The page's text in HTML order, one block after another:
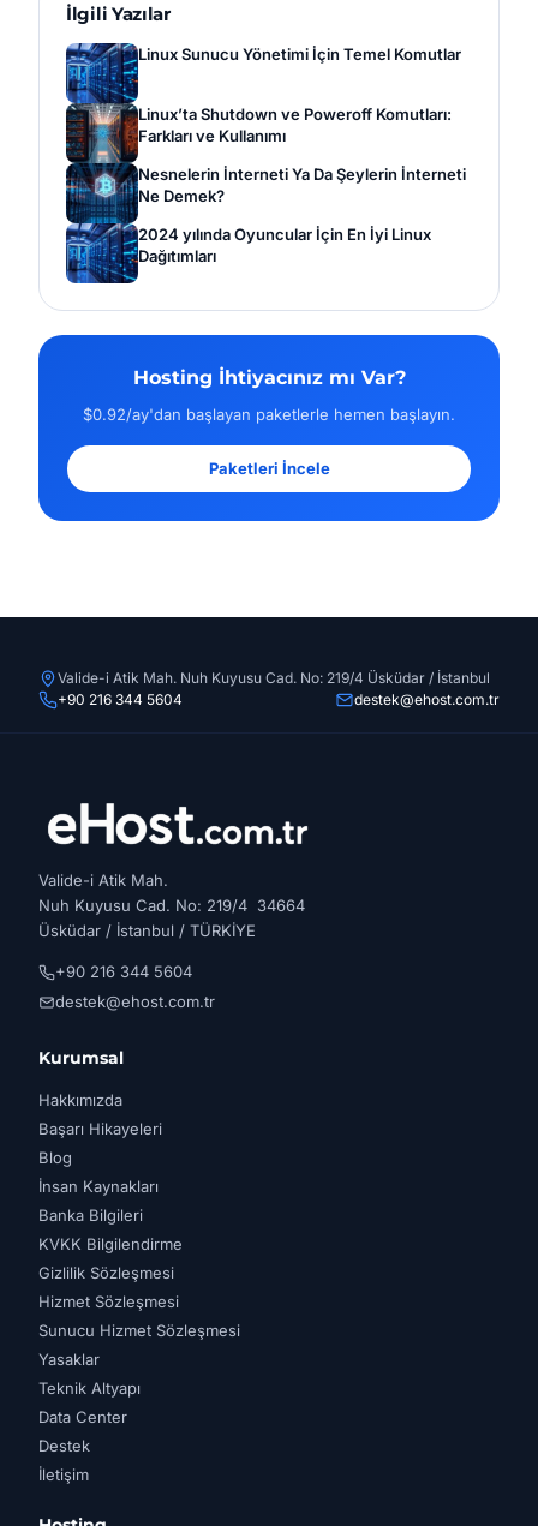
İlgili Yazılar
Linux Sunucu Yönetimi İçin Temel Komutlar
Linux’ta Shutdown ve Poweroff Komutları:
Farkları ve Kullanımı
Nesnelerin İnterneti Ya Da Şeylerin İnterneti
Ne Demek?
2024 yılında Oyuncular İçin En İyi Linux
Dağıtımları
Hosting İhtiyacınız mı Var?
$0.92/ay'dan başlayan paketlerle hemen başlayın.
Paketleri İncele
Valide-i Atik Mah. Nuh Kuyusu Cad. No: 219/4 Üsküdar / İstanbul
+90 216 344 5604
destek@ehost.com.tr
Valide-i Atik Mah.
Nuh Kuyusu Cad. No: 219/4 34664
Üsküdar / İstanbul / TÜRKİYE
+90 216 344 5604
destek@ehost.com.tr
Kurumsal
Hakkımızda
Başarı Hikayeleri
Blog
İnsan Kaynakları
Banka Bilgileri
KVKK Bilgilendirme
Gizlilik Sözleşmesi
Hizmet Sözleşmesi
Sunucu Hizmet Sözleşmesi
Yasaklar
Teknik Altyapı
Data Center
Destek
İletişim